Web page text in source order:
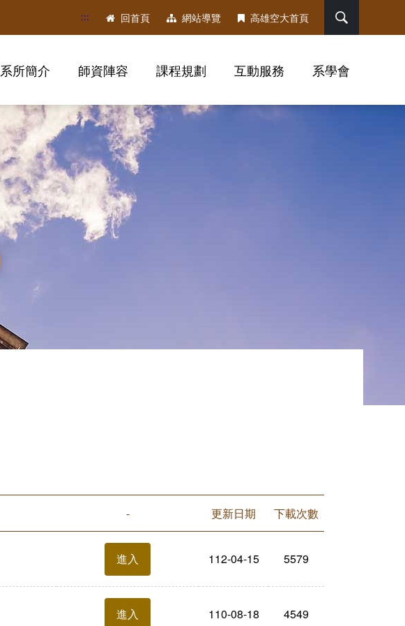
::: 回首頁 網站導覽 高雄空大首頁
系所簡介 師資陣容 課程規劃 互動服務 系學會
略過字型切換，社群分享工具列
- 更新日期 下載次數
進入 112-04-15 5579
進入 110-08-18 4549